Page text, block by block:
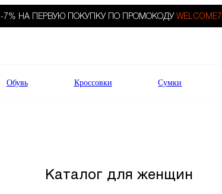
-7% НА ПЕРВУЮ ПОКУПКУ ПО ПРОМОКОДУ WELCOME7.
Обувь Кроссовки Сумки
Каталог для женщин